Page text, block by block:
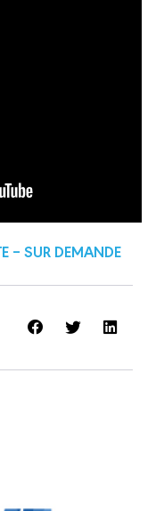
– SUR DEMANDE